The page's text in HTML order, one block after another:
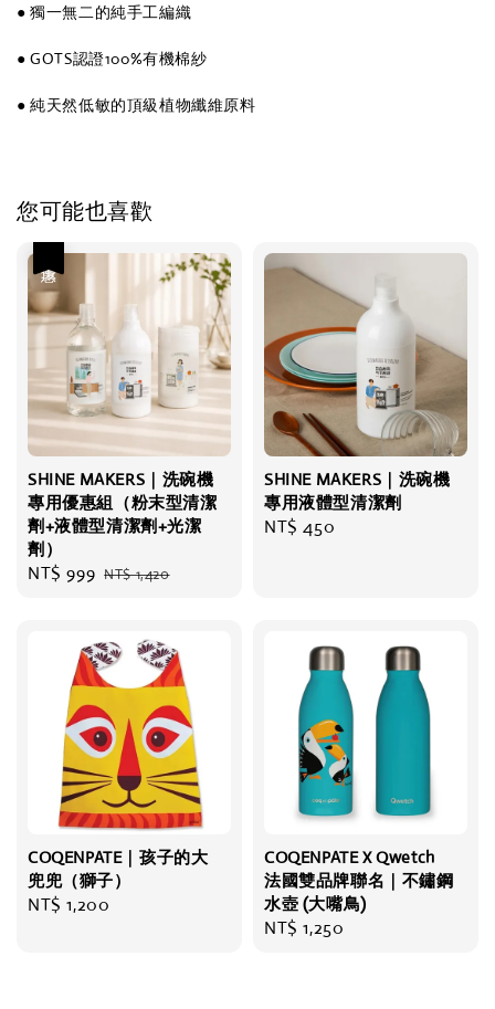
● 獨一無二的純手工編織
● GOTS認證100%有機棉紗
● 純天然低敏的頂級植物纖維原料
您可能也喜歡
SHINE MAKERS｜洗碗機
專用優惠組（粉末型清潔
劑+液體型清潔劑+光潔
劑）
Sale
NT$ 999 Regular
NT$ 1,420
SHINE MAKERS｜洗碗機
專用液體型清潔劑
Regular
NT$ 450
COQENPATE｜孩子的大
兜兜（獅子）
Regular
NT$ 1,200
COQENPATE X Qwetch
法國雙品牌聯名｜不鏽鋼
水壺 (大嘴鳥)
Regular
NT$ 1,250